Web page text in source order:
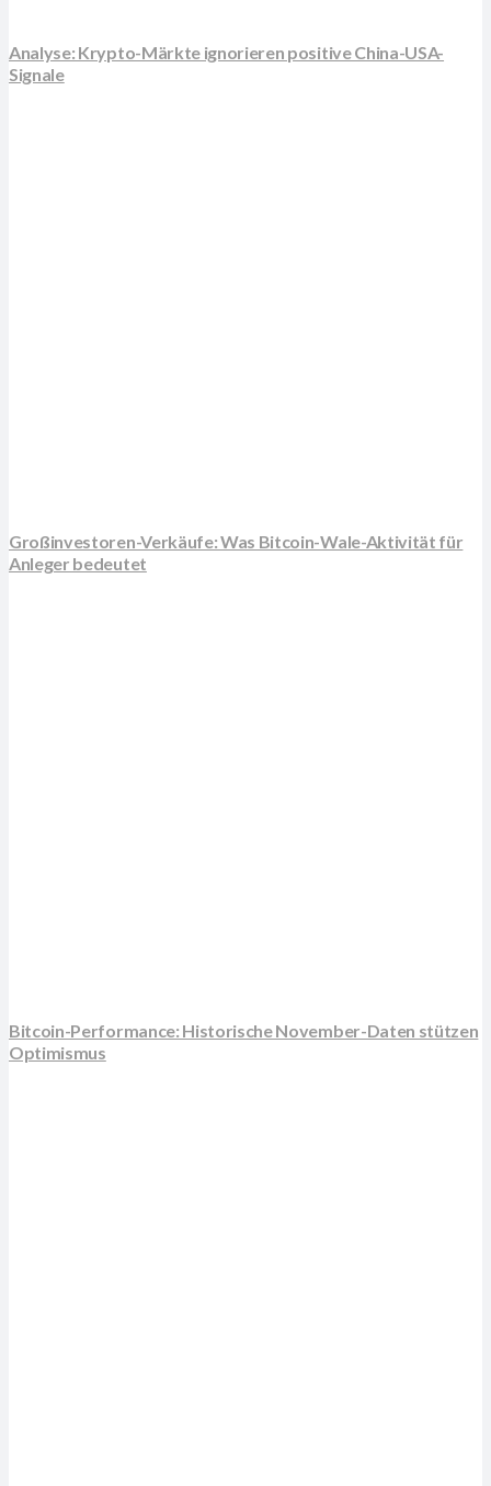
Analyse: Krypto-Märkte ignorieren positive China-USA-
Signale
Großinvestoren-Verkäufe: Was Bitcoin-Wale-Aktivität für
Anleger bedeutet
Bitcoin-Performance: Historische November-Daten stützen
Optimismus